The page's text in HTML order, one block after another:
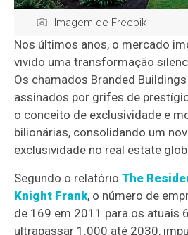
Imagem de Freepik
Nos últimos anos, o mercado
vivido uma transformação
Os chamados Branded
assinados por grifes de
o conceito de exclusividade e
bilionárias, consolidando um
exclusividade no real estate
Segundo o relatório The
Knight Frank, o número de
de 169 em 2011 para os atuais
ultrapassar 1.000 até 2030,